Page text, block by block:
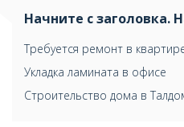
Начните с заголовка.
Требуется ремонт в
Укладка ламината в офисе
Строительство дома в